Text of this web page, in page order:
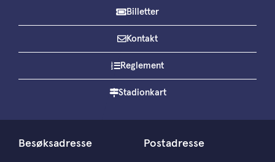
Billetter
Kontakt
Reglement
Stadionkart
Besøksadresse Postadresse